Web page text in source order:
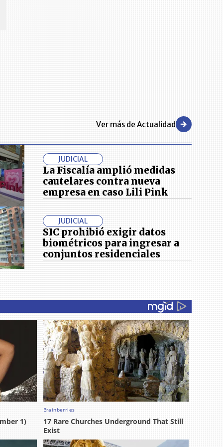
Ver más de Actualidad
JUDICIAL
La Fiscalía amplió medidas
cautelares contra nueva
empresa en caso Lili Pink
JUDICIAL
SIC prohibió exigir datos
biométricos para ingresar a
conjuntos residenciales